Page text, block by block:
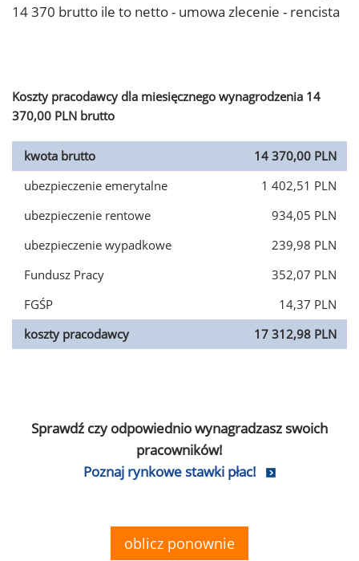
14 370 brutto ile to netto - umowa zlecenie - rencista
Koszty pracodawcy dla miesięcznego wynagrodzenia 14
370,00 PLN brutto
kwota brutto
14 370,00 PLN
ubezpieczenie emerytalne
1 402,51 PLN
ubezpieczenie rentowe
934,05 PLN
ubezpieczenie wypadkowe
239,98 PLN
Fundusz Pracy
352,07 PLN
FGŚP
14,37 PLN
koszty pracodawcy
17 312,98 PLN
Sprawdź czy odpowiednio wynagradzasz swoich
pracowników!
Poznaj rynkowe stawki płac!
oblicz ponownie